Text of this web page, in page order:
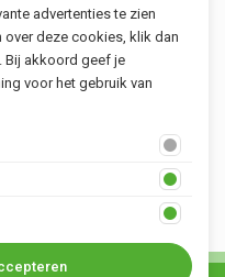
advertenties te zien
over deze cookies, klik dan
. Bij akkoord geef je
voor het gebruik van